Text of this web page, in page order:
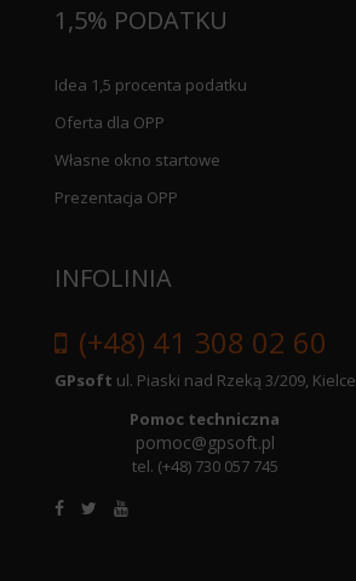
1,5% PODATKU
Idea 1,5 procenta podatku
Oferta dla OPP
Własne okno startowe
Prezentacja OPP
INFOLINIA
(+48) 41 308 02 60
GPsoft ul. Piaski nad Rzeką 3/209, Kielce
Pomoc techniczna
pomoc@gpsoft.pl
tel. (+48) 730 057 745